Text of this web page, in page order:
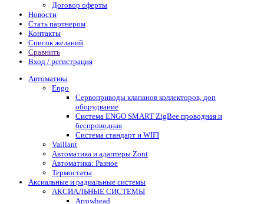
Договор оферты
Новости
Стать партнером
Контакты
Список желаний
Сравнить
Вход / регистрация
Автоматика
Engo
Сервоприводы клапанов коллекторов, доп
оборудвание
Система ENGO SMART ZigBee проводная и
беспроводная
Система стандарт и WIFI
Vaillant
Автоматика и адаптеры Zont
Автоматика: Разное
Термостаты
Аксиальные и радиальные системы
АКСИАЛЬНЫЕ СИСТЕМЫ
Arrowhead